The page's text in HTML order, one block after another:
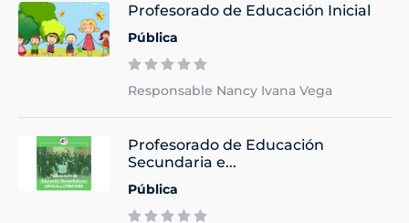
Profesorado de Educación Inicial
Pública
Responsable Nancy Ivana Vega
Profesorado de Educación
Secundaria e...
Pública